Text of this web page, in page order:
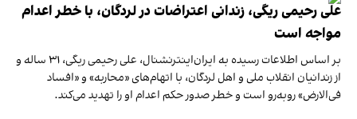
علی رحیمی ریگی، زندانی اعتراضات در لردگان، با خطر اعدام
مواجه است
بر اساس اطلاعات رسیده به ایران‌اینترنشنال، علی رحیمی ریگی، ۳۱ ساله و
از زندانیان انقلاب ملی و اهل لردگان، با اتهام‌های «محاربه» و «افساد
فی‌الارض» روبه‌رو است و خطر صدور حکم اعدام او را تهدید می‌کند.